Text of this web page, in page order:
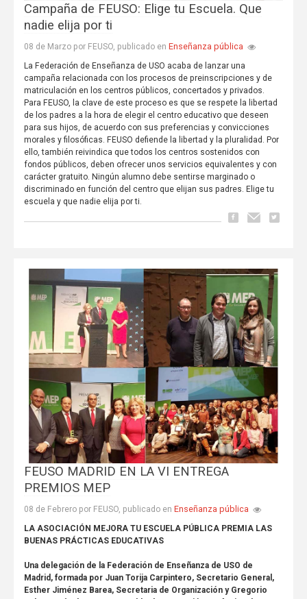
Campaña de FEUSO: Elige tu Escuela. Que
nadie elija por ti
08 de Marzo por FEUSO, publicado en Enseñanza pública
La Federación de Enseñanza de USO acaba de lanzar una
campaña relacionada con los procesos de preinscripciones y de
matriculación en los centros públicos, concertados y privados.
Para FEUSO, la clave de este proceso es que se respete la libertad
de los padres a la hora de elegir el centro educativo que deseen
para sus hijos, de acuerdo con sus preferencias y convicciones
morales y filosóficas. FEUSO defiende la libertad y la pluralidad. Por
ello, también reivindica que todos los centros sostenidos con
fondos públicos, deben ofrecer unos servicios equivalentes y con
carácter gratuito. Ningún alumno debe sentirse marginado o
discriminado en función del centro que elijan sus padres. Elige tu
escuela y que nadie elija por ti.
FEUSO MADRID EN LA VI ENTREGA
PREMIOS MEP
08 de Febrero por FEUSO, publicado en Enseñanza pública
LA ASOCIACIÓN MEJORA TU ESCUELA PÚBLICA PREMIA LAS
BUENAS PRÁCTICAS EDUCATIVAS
Una delegación de la Federación de Enseñanza de USO de
Madrid, formada por Juan Torija Carpintero, Secretario General,
Esther Jiménez Barea, Secretaria de Organización y Gregorio